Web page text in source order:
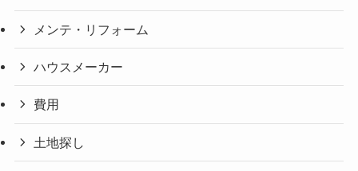
メンテ・リフォーム
ハウスメーカー
費用
土地探し